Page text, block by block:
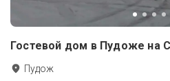
Гостевой дом в Пудоже на
Пудож